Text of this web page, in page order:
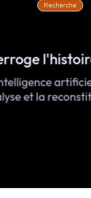
Recherche